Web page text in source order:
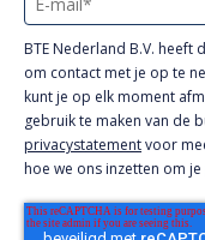
BTE Nederland B.V.
om contact met je op te
kunt je op elk moment
gebruik te maken van de
privacystatementvoor
hoe we ons inzetten om